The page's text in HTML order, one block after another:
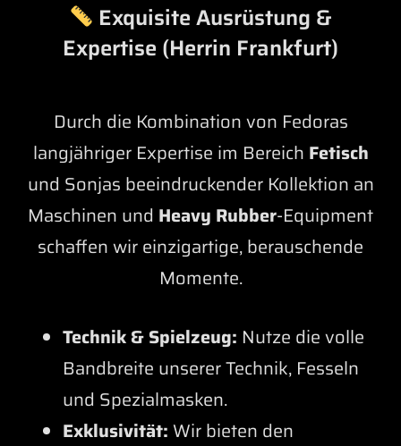
Exquisite Ausrüstung &
Expertise (Herrin Frankfurt)
Durch die Kombination von Fedoras
langjähriger Expertise im Bereich Fetisch
und Sonjas beeindruckender Kollektion an
Maschinen und Heavy Rubber-Equipment
schaffen wir einzigartige, berauschende
Momente.
Technik & Spielzeug: Nutze die volle
Bandbreite unserer Technik, Fesseln
und Spezialmasken.
Exklusivität:Wir bieten den